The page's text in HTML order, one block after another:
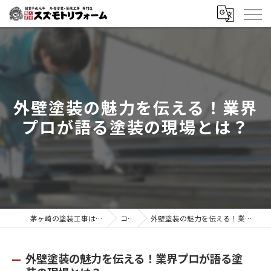
外壁塗装の魅力を伝える！業界
プロが語る塗装の現場とは？
茅ヶ崎の塗装工事はスズモトリフォーム コラム 外壁塗装の魅力を伝える！業界プロが語る塗装の現場とは？
外壁塗装の魅力を伝える！業界プロが語る塗